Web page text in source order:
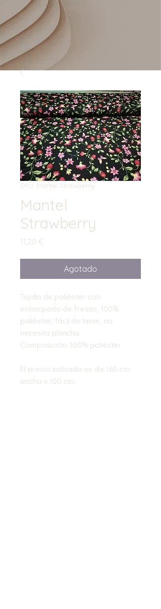
SKU: Mantel Strawberry
Mantel
Strawberry
11,20 €
Agotado
Tejido de poliéster con
estampado de fresas, 100%
poliéster, fácil de lavar, no
necesita plancha.
Composición: 100% poliéster
El precio indicado es de 160 cm
ancho x 100 cm.